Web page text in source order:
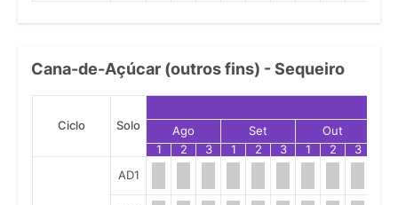
Cana-de-Açúcar (outros fins) - Sequeiro
Ciclo Solo Ago Set Out
1
2 3 1 2 3 1 2 3
AD1